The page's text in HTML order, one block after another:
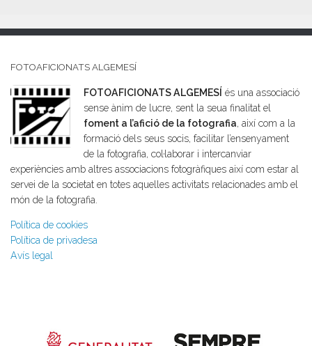
FOTOAFICIONATS ALGEMESÍ
FOTOAFICIONATS ALGEMESÍ és una associació
sense ànim de lucre, sent la seua finalitat el
foment a l’afició de la fotografia, així com a la
formació dels seus socis, facilitar l’ensenyament
de la fotografia, col·laborar i intercanviar
experiències amb altres associacions fotogràfiques així com estar al
servei de la societat en totes aquelles activitats relacionades amb el
món de la fotografia.
Política de cookies
Política de privadesa
Avís legal